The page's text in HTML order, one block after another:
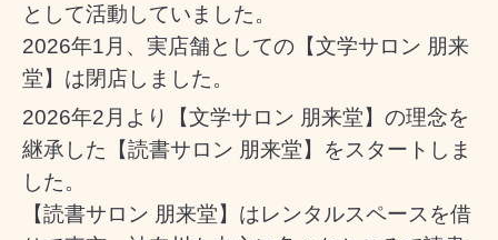
として活動していました。
2026年1月、実店舗としての【文学サロン 朋来
堂】は閉店しました。
2026年2月より【文学サロン 朋来堂】の理念を
継承した【読書サロン 朋来堂】をスタートしま
した。
【読書サロン 朋来堂】はレンタルスペースを借